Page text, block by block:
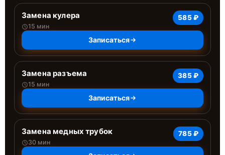
Замена кулера
15 мин
585 ₽
Записаться
Замена разъема
15 мин
385 ₽
Записаться
Замена медных трубок
30 мин
785 ₽